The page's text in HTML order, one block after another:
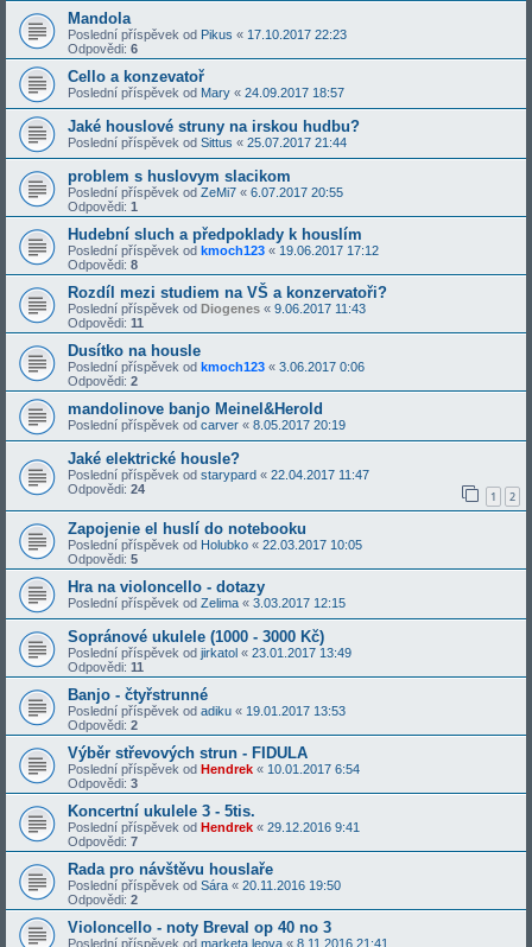
Mandola
Poslední příspěvek od Pikus « 17.10.2017 22:23
Odpovědi: 6
Cello a konzevatoř
Poslední příspěvek od Mary « 24.09.2017 18:57
Jaké houslové struny na irskou hudbu?
Poslední příspěvek od Sittus « 25.07.2017 21:44
problem s huslovym slacikom
Poslední příspěvek od ZeMi7 « 6.07.2017 20:55
Odpovědi: 1
Hudební sluch a předpoklady k houslím
Poslední příspěvek od kmoch123 « 19.06.2017 17:12
Odpovědi: 8
Rozdíl mezi studiem na VŠ a konzervatoři?
Poslední příspěvek od Diogenes « 9.06.2017 11:43
Odpovědi: 11
Dusítko na housle
Poslední příspěvek od kmoch123 « 3.06.2017 0:06
Odpovědi: 2
mandolinove banjo Meinel&Herold
Poslední příspěvek od carver « 8.05.2017 20:19
Jaké elektrické housle?
Poslední příspěvek od starypard « 22.04.2017 11:47
Odpovědi: 24 1 2
Zapojenie el huslí do notebooku
Poslední příspěvek od Holubko « 22.03.2017 10:05
Odpovědi: 5
Hra na violoncello - dotazy
Poslední příspěvek od Zelima « 3.03.2017 12:15
Sopránové ukulele (1000 - 3000 Kč)
Poslední příspěvek od jirkatol « 23.01.2017 13:49
Odpovědi: 11
Banjo - čtyřstrunné
Poslední příspěvek od adiku « 19.01.2017 13:53
Odpovědi: 2
Výběr střevových strun - FIDULA
Poslední příspěvek od Hendrek « 10.01.2017 6:54
Odpovědi: 3
Koncertní ukulele 3 - 5tis.
Poslední příspěvek od Hendrek « 29.12.2016 9:41
Odpovědi: 7
Rada pro návštěvu houslaře
Poslední příspěvek od Sára « 20.11.2016 19:50
Odpovědi: 2
Violoncello - noty Breval op 40 no 3
Poslední příspěvek od marketa.leova « 8.11.2016 21:41